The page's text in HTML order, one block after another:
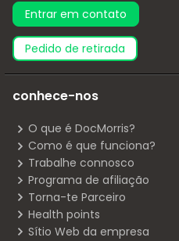
Entrar em contato
pedido de retirada
conhece-nos
O que é DocMorris?
Como é que funciona?
Trabalhe connosco
Programa de afiliação
Torna-te Parceiro
Health points
Sítio Web da empresa